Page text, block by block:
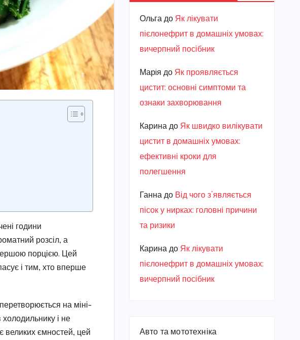
години
розсіл, а
порцією. Цей
і тим, хто вперше
на міні-
і не
великих ємностей, цей
Ольгадо Як лікувати
пієлонефрит в домашніх умовах:
вичерпний посібник
Марiя до Як проявляється
цистит: основні симптоми та
ознаки захворювання
Каринадо Як швидко вилікувати
цистит в домашніх умовах:
ефективні кроки для
полегшення
Ганнадо Від чого з’являється
пісок у нирках: головні причини
та ризики
Каринадо Як лікувати
пієлонефрит в домашніх умовах:
вичерпний посібник
Авто та мототехніка